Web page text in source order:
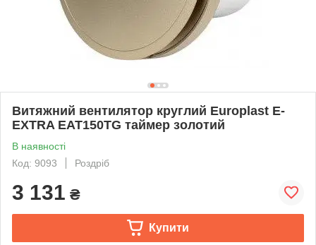
Витяжний вентилятор круглий Europlast E-
EXTRA EAT150TG таймер золотий
В наявності
Код: 9093
Роздріб
3 131 ₴
Купити